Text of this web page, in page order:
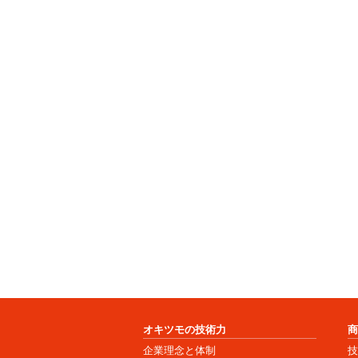
オキツモの技術力
企業理念と体制